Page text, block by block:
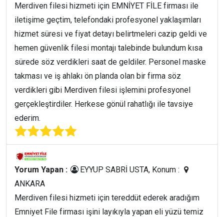
Merdiven filesi hizmeti için EMNİYET FİLE firması ile
iletişime geçtim, telefondaki profesyonel yaklaşımları
hizmet süresi ve fiyat detayı belirtmeleri cazip geldi ve
hemen güvenlik filesi montajı talebinde bulundum kısa
sürede söz verdikleri saat de geldiler. Personel maske
takması ve iş ahlakı ön planda olan bir firma söz
verdikleri gibi Merdiven filesi işlemini profesyonel
gerçekleştirdiler. Herkese gönül rahatlığı ile tavsiye
ederim.
Yorum Yapan :
EYYUP SABRİ USTA, Konum :
ANKARA
Merdiven filesi hizmeti için tereddüt ederek aradığım
Emniyet File firması işini layıkıyla yapan eli yüzü temiz